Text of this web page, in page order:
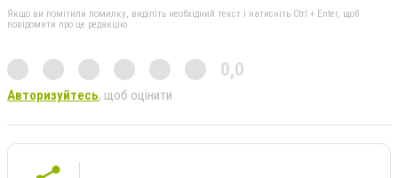
Якщо ви помітили помилку, виділіть необхідний текст і натисніть Ctrl + Enter, щоб
повідомити про це редакцію
0,0
Авторизуйтесь, щоб оцінити